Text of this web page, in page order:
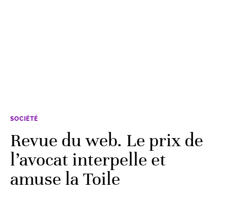
SOCIÉTÉ
Revue du web. Le prix de
l’avocat interpelle et
amuse la Toile